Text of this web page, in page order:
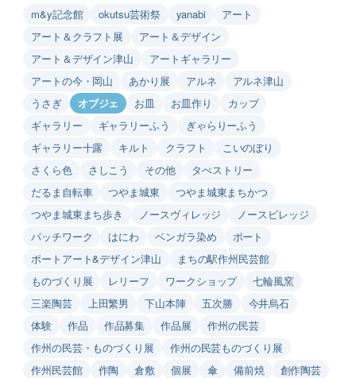
m&y記念館 okutsu芸術祭 yanabi
アート
アート＆クラフト展
アート＆デザイン
アート＆デザイン津山
アートギャラリー
アートの今・岡山
あかり展 アルネ
アルネ津山
うさぎ
オブジェ お皿 お皿作り
カップ
ギャラリー
ギャラリーふう
ぎゃらりーふう
ギャラリー十露
キルト クラフト
こいのぼり
さくら色
さしこう その他
タぺストリー
だるま自転車
つやま城東
つやま城東まちかつ
つやま城東まち歩き
ノースヴィレッジ
ノースビレッジ
パッチワーク
はにわ ベンガラ染め
ポート
ポートアート&デザイン津山
まちの駅作州民芸館
ものづくり展
レリーフ ワークショップ
七輪風窯
三楽陶芸
上田繁男 下山本陣 五次勝
今井烏石
体験
作品 作品募集 作品展
作州の民芸
作州の民芸・ものづくり展
作州の民芸ものづくり展
作州民芸館
作陶 倉敷 個展 傘 備前焼
創作陶芸